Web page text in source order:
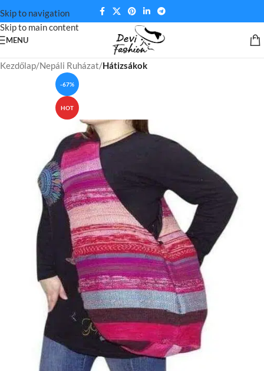
Skip to navigation
Skip to main content
MENU
Kezdőlap Nepáli Ruházat Hátizsákok
-67%
HOT